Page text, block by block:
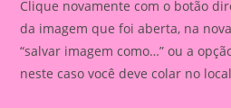
Clique novamente com o botão
da imagem que foi aberta, na
“salvar imagem como…” ou a
neste caso você deve colar no